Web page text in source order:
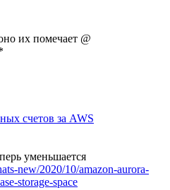
их помечает @
счетов за AWS
уменьшается
new/2020/10/amazon-aurora-
storage-space